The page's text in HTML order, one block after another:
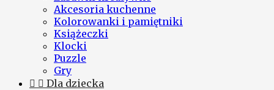
Akcesoria kuchenne
Kolorowanki i pamiętniki
Książeczki
Klocki
Puzzle
Gry
  Dla dziecka